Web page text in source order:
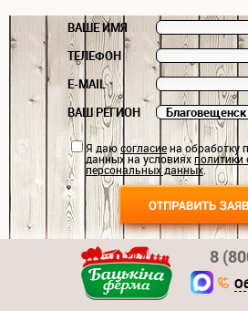
ВАШЕ ИМЯ
ТЕЛЕФОН
E-MAIL
ВАШ РЕГИОН
Я даюсогласиена обработку
данных на условияхполитики
персональных данных.
8